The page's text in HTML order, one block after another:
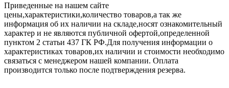
Приведенные на нашем сайте
цены,характеристики,количество товаров,а так же
информация об их наличии на складе,носят ознакомительный
характер и не являются публичной офертой,определенной
пунктом 2 статьи 437 ГК РФ.Для получения информации о
характеристиках товаров,их наличии и стоимости необходимо
связаться с менеджером нашей компании. Оплата
производится только после подтверждения резерва.